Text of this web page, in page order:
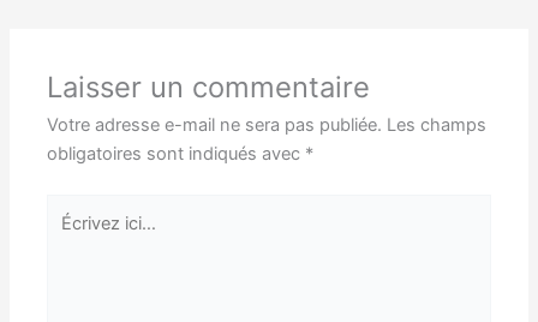
Laisser un commentaire
Votre adresse e-mail ne sera pas publiée. Les champs
obligatoires sont indiqués avec *
Écrivez